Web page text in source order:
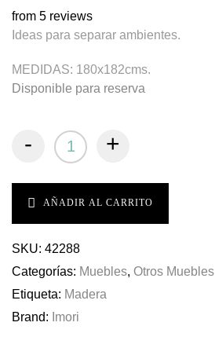
from 5 reviews
Ideas para separar ambientes.
MEDIDAS: 180x182cms.
Disponible para reserva
- +
AÑADIR AL CARRITO
SKU: 42288
Categorías: Muebles, Otros Muebles
Etiqueta: Madera
Brand: Imori